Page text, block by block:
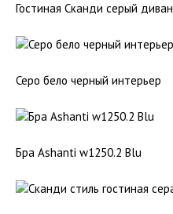
Гостиная Сканди серый диван
Серо бело черный интерьер
Бра Ashanti w1250.2 Blu